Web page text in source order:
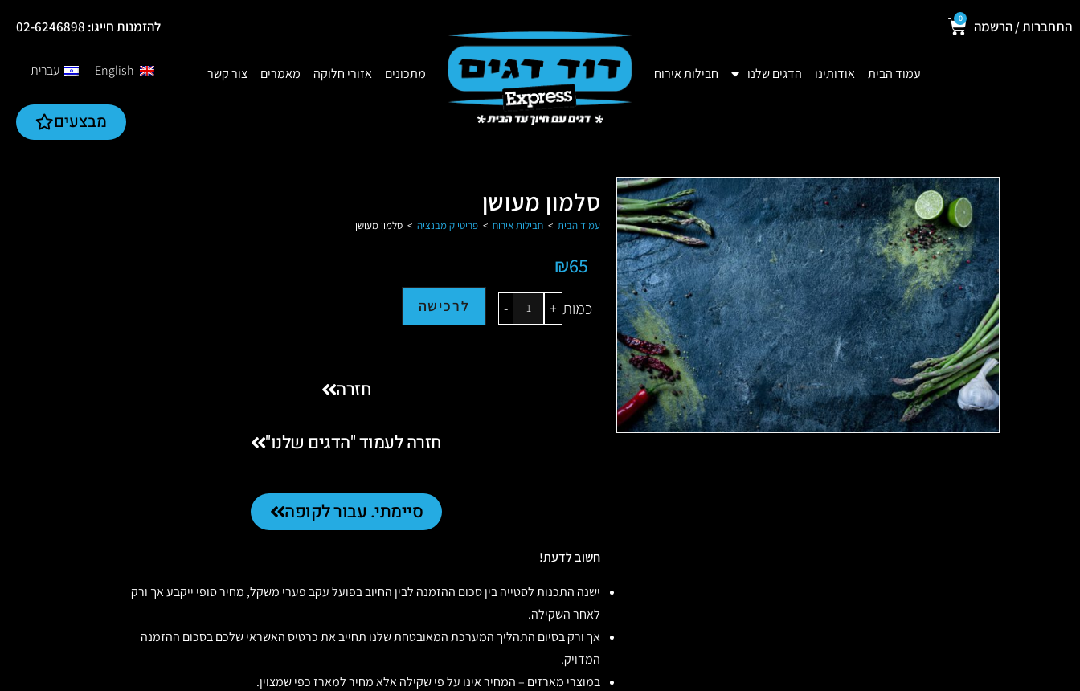
התחברות / הרשמה 0
עמוד הבית אודותינו הדגים שלנו חבילות אירוח מתכונים אזורי חלוקה מאמרים צור קשר
להזמנות חייגו: 02-6246898
English עברית
מבצעים
סלמון מעושן
עמוד הבית > חבילות אירוח > פריטי קומבנציה > סלמון מעושן
65
₪
כמות +
- לרכישה
חזרה
חזרה לעמוד "הדגים שלנו"
סיימתי. עבור לקופה
חשוב לדעת!
ישנה התכנות לסטייה בין סכום ההזמנה לבין החיוב בפועל עקב פערי משקל, מחיר סופי ייקבע אך ורק
לאחר השקילה.
אך ורק בסיום התהליך המערכת המאובטחת שלנו תחייב את כרטיס האשראי שלכם בסכום ההזמנה
המדויק.
במוצרי מארזים – המחיר אינו על פי שקילה אלא מחיר למארז כפי שמצוין.